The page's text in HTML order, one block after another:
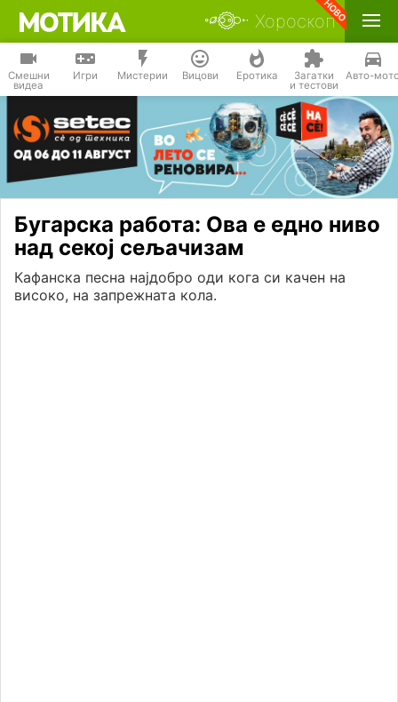
Хороскоп
Смешни
видеа
Игри Мистерии Вицови Еротика Загатки
и тестови
Авто-
Бугарска работа: Ова е едно ниво
над секој сељачизам
Кафанска песна најдобро оди кога си качен на
високо, на запрежната кола.